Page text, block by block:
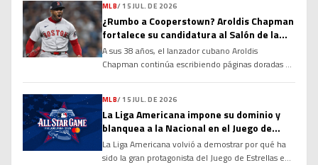
una rigidez en el tendón de la corva, una decisión
tomada con el objetivo de evitar que la molestia
se agrave y garantizar su […]
MLB/ 15 JUL. DE 2026
¿Rumbo a Cooperstown? Aroldis Chapman
fortalece su candidatura al Salón de la
Fama
A sus 38 años, el lanzador cubano Aroldis
Chapman continúa escribiendo páginas doradas en
méritos suficientes para ingresar al Salón de la
Fama de Cooperstown? Sus números, su
longevidad y el dominio que ha ejercido durante
más de […]
MLB/ 15 JUL. DE 2026
La Liga Americana impone su dominio y
blanquea a la Nacional en el Juego de
Estrellas 2026
La Liga Americana volvió a demostrar por qué ha
sido la gran protagonista del Juego de Estrellas en